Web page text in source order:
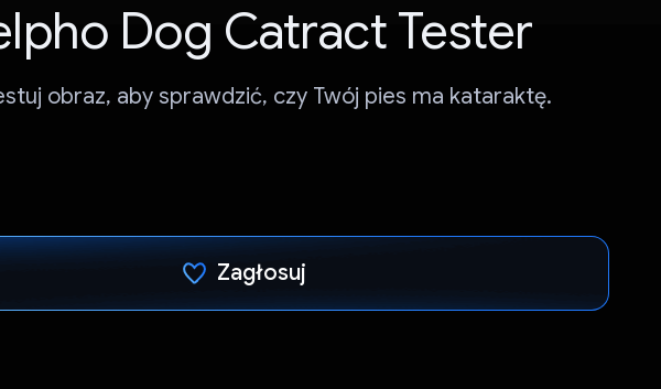
Dog Catract Tester
obraz, aby sprawdzić, czy Twój pies ma kataraktę.
Zagłosuj